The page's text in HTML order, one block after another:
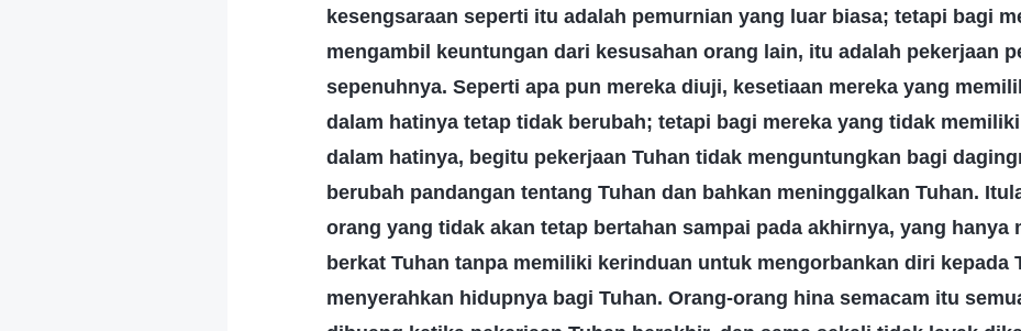
kesengsaraan seperti itu adalah pemurnian yang luar biasa; tetapi bagi
mengambil keuntungan dari kesusahan orang lain, itu adalah pekerjaan
sepenuhnya. Seperti apa pun mereka diuji, kesetiaan mereka yang
dalam hatinya tetap tidak berubah; tetapi bagi mereka yang tidak
dalam hatinya, begitu pekerjaan Tuhan tidak menguntungkan bagi
berubah pandangan tentang Tuhan dan bahkan meninggalkan Tuhan.
orang yang tidak akan tetap bertahan sampai pada akhirnya, yang hanya
berkat Tuhan tanpa memiliki kerinduan untuk mengorbankan diri kepada
menyerahkan hidupnya bagi Tuhan. Orang-orang hina semacam itu